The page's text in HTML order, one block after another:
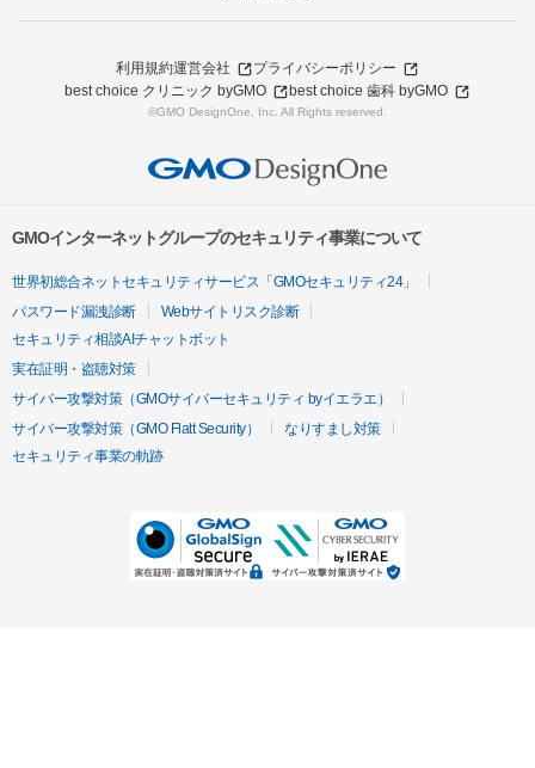
利用規約運営会社
プライバシーポリシー
best choice クリニック byGMO
best choice 歯科 byGMO
©GMO DesignOne, Inc. All Rights reserved.
GMOインターネットグループのセキュリティ事業について
世界初総合ネットセキュリティサービス「GMOセキュリティ24」
パスワード漏洩診断
Webサイトリスク診断
セキュリティ相談AIチャットボット
実在証明・盗聴対策
サイバー攻撃対策（GMOサイバーセキュリティ byイエラエ）
サイバー攻撃対策（GMO Flatt Security）
なりすまし対策
セキュリティ事業の軌跡